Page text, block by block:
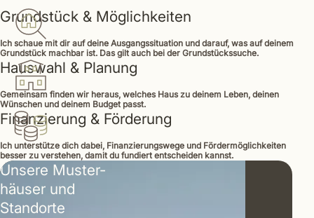
Grundstück & Möglichkeiten
Ich schaue mit dir auf deine Ausgangssituation und darauf, was auf deinem
Grundstück machbar ist. Das gilt auch bei der Grundstückssuche.
Hauswahl & Planung
Gemeinsam finden wir heraus, welches Haus zu deinem Leben, deinen
Wünschen und deinem Budget passt.
Finanzierung & Förderung
Ich unterstütze dich dabei, Finanzierungswege und Fördermöglichkeiten
besser zu verstehen, damit du fundiert entscheiden kannst.
Unsere Muster­
häuser und
Standorte